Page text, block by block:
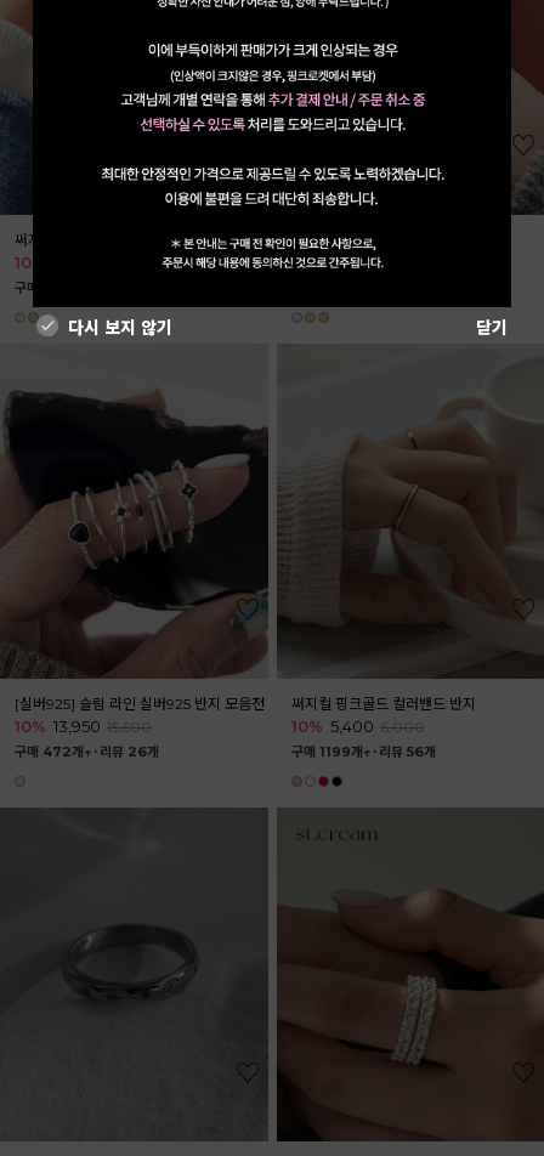
써지컬 슬림 라인 반지
10%
구매 1125개↑˙
[실버925] 물고기 반지
10%18,18020,200
[실버925] 슬림 라인 실버925 반지 모음전
10% 13,950 15,500
구매 472개↑˙ 리뷰 26개
써지컬 핑크골드 컬러밴드 반지
10% 5,400 6,000
구매 1199개↑˙ 리뷰 56개
다시 보지 않기 닫기